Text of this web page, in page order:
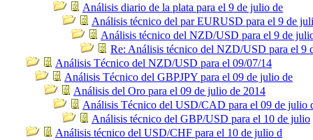
Análisis diario de la plata para el 9 de julio de
Análisis técnico del par EURUSD para el 9 de
Análisis técnico del NZD/USD para el 9 de
Re: Análisis técnico del NZD/USD para el 9
Análisis Técnico del NZD/USD para el 09/07/14
Análisis Técnico del GBPJPY para el 09 de julio de
Análisis del Oro para el 09 de julio de 2014
Análisis Técnico del USD/CAD para el 09 de julio
Análisis técnico del GBP/USD para el 10 de julio
Análisis técnico del USD/CHF para el 10 de julio d